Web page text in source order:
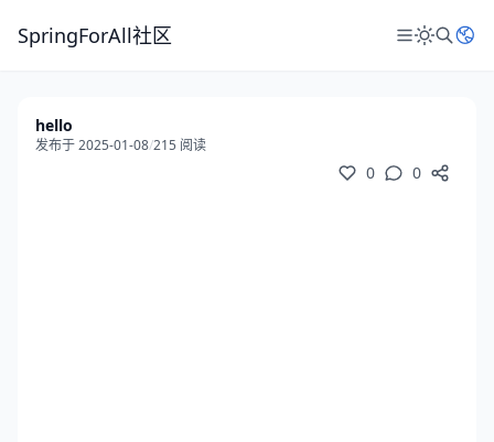
SpringForAll社区
hello
发布于 2025-01-08/215 阅读
0 0